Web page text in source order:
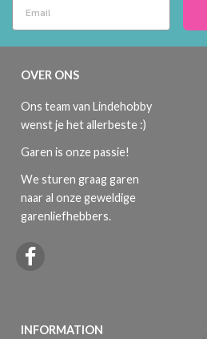
OVER ONS
Ons team van Lindehobby
wenst je het allerbeste :)
Garen is onze passie!
We sturen graag garen
naar al onze geweldige
garenliefhebbers.
INFORMATION